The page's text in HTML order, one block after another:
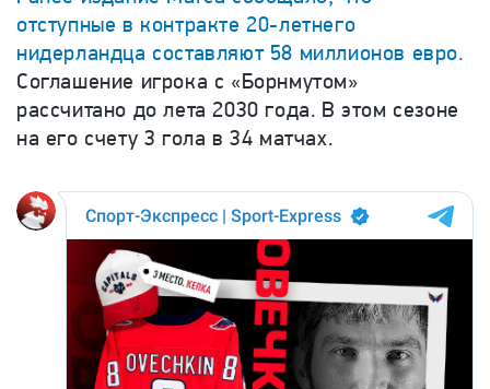
отступные в контракте 20-летнего
нидерландца составляют 58 миллионов евро.
Соглашение игрока с «Борнмутом»
рассчитано до лета 2030 года. В этом сезоне
на его счету 3 гола в 34 матчах.